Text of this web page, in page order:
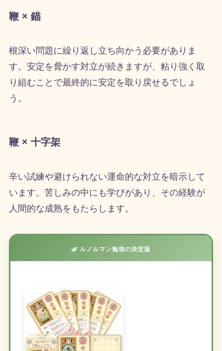
鞭 × 錨
根深い問題に繰り返し立ち向かう必要がありま
す。安定を脅かす対立が続きますが、粘り強く取
り組むことで最終的に安定を取り戻せるでしょ
う。
鞭 × 十字架
辛い試練や避けられない運命的な対立を暗示して
います。苦しみの中にも学びがあり、その経験が
人間的な成熟をもたらします。
🌿 ルノルマン勉強の決定版